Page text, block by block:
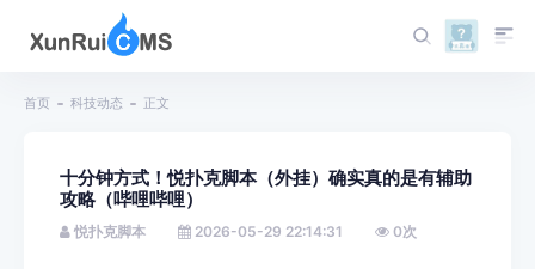
首页 科技动态 正文
十分钟方式！悦扑克脚本（外挂）确实真的是有辅助
攻略（哔哩哔哩）
悦扑克脚本 2026-05-29 22:14:31 0次